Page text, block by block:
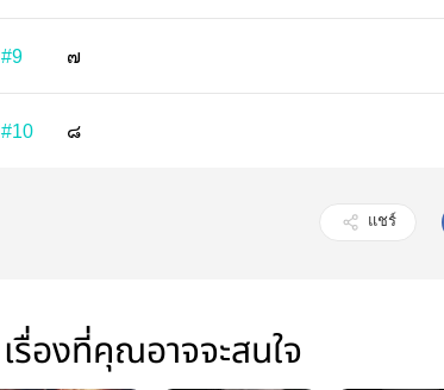
#9 ๗
#10 ๘
แชร์
เรื่องที่คุณอาจจะสนใจ